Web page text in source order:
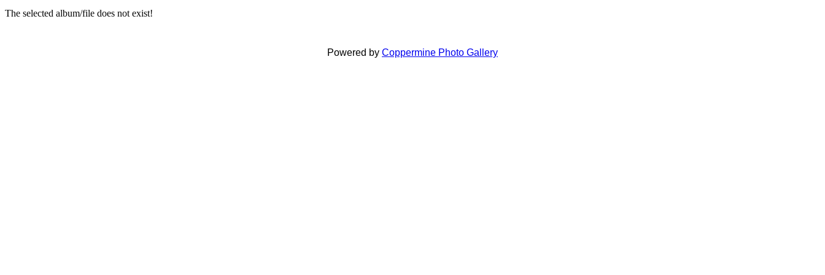
The selected album/file does not exist!
Powered by Coppermine Photo Gallery